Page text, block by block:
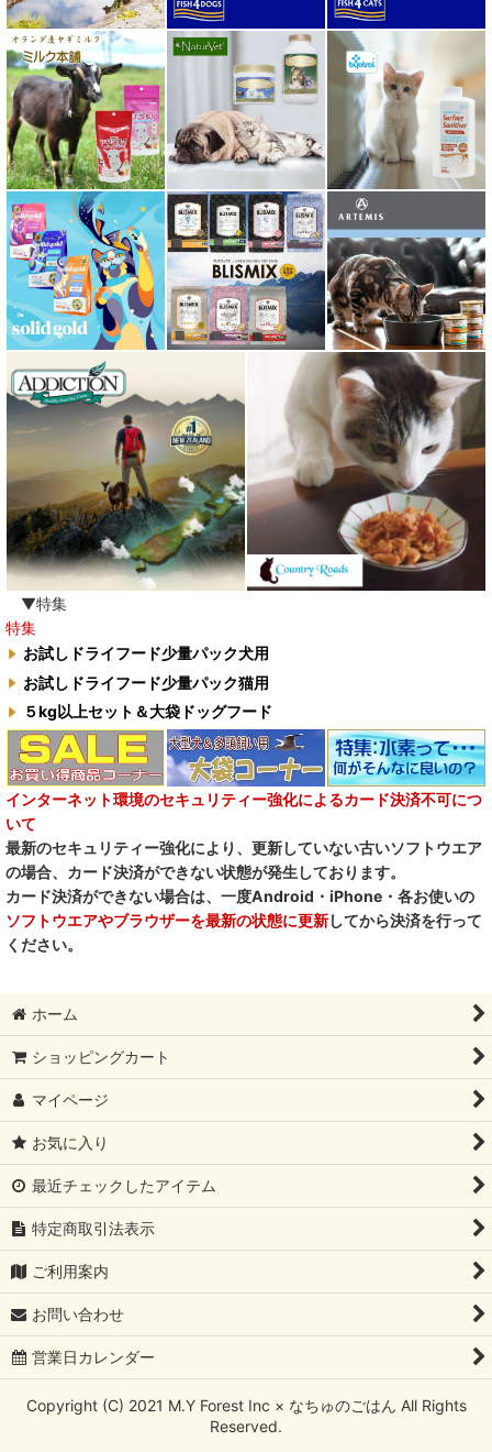
▼特集
特集
お試しドライフード少量パック犬用
お試しドライフード少量パック猫用
５kg以上セット＆大袋ドッグフード
インターネット環境のセキュリティー強化によるカード決済不可につ
いて
最新のセキュリティー強化により、更新していない古いソフトウエア
の場合、カード決済ができない状態が発生しております。
カード決済ができない場合は、一度Android・iPhone・各お使いの
ソフトウエアやブラウザーを最新の状態に更新してから決済を行って
ください。
ホーム
ショッピングカート
マイページ
お気に入り
最近チェックしたアイテム
特定商取引法表示
ご利用案内
お問い合わせ
営業日カレンダー
Copyright (C) 2021 M.Y Forest Inc × なちゅのごはん All Rights
Reserved.